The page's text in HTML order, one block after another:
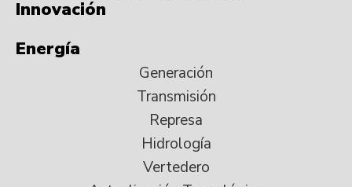
Innovación
Energía
Generación
Transmisión
Represa
Hidrología
Vertedero